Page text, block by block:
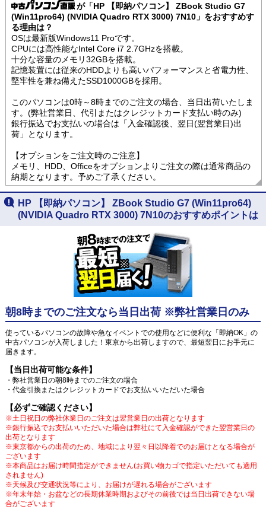
が「HP 【即納パソコン】 ZBook Studio G7
(Win11pro64) (NVIDIA Quadro RTX 3000) 7N10」をおすすめす
る理由は？
OSは最新版Windows11 Proです。
CPUには高性能なIntel Core i7 2.7GHzを搭載。
十分な容量のメモリ32GBを搭載。
記憶装置には従来のHDDよりも高いパフォーマンスと省電力性、
堅牢性を兼ね備えたSSD1000GBを採用。
このパソコンは0時～8時までのご注文の場合、当日出荷いたしま
す。(弊社営業日、代引またはクレジットカード支払い時のみ)
銀行振込でお支払いの場合は「入金確認後、翌日(翌営業日)出
荷」となります。
【オプションをご注文時のご注意】
メモリ、HDD、Officeをオプションよりご注文の際は通常商品の
納期となります。予めご了承ください。
HP 【即納パソコン】 ZBook Studio G7 (Win11pro64)
(NVIDIA Quadro RTX 3000) 7N10のおすすめポイントは
朝8時までのご注文なら当日出荷 ※弊社営業日のみ
使っているパソコンの故障や急なイベントでの使用などに便利な「即納OK」の
中古パソコンが入荷しました！東京から出荷しますので、最短翌日にお手元に
届きます。
【当日出荷可能な条件】
・弊社営業日の朝8時までのご注文の場合
・代金引換またはクレジットカードでお支払いいただいた場合
【必ずご確認ください】
※土日祝日の弊社休業日のご注文は翌営業日の出荷となります
※銀行振込でお支払いいただいた場合は弊社にて入金確認ができた翌営業日の
出荷となります
※東京都からの出荷のため、地域により翌々日以降着でのお届けとなる場合が
ございます
※本商品はお届け時間指定ができません(お買い物カゴで指定いただいても適用
されません)
※天候及び交通状況等により、お届けが遅れる場合がございます
※年末年始・お盆などの長期休業時期およびその前後では当日出荷できない場
合がございます